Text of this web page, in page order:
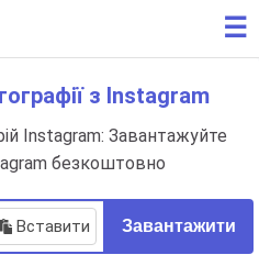
☰
з Instagram
Instagram: Завантажуйте
безкоштовно
Вставити Завантажити